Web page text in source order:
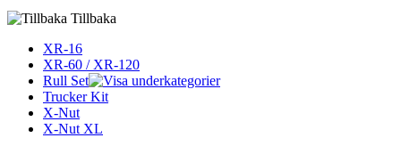
Tillbaka
XR-16
XR-60 / XR-120
Rull Set
Trucker Kit
X-Nut
X-Nut XL